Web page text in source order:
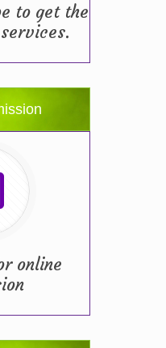
to get the
online